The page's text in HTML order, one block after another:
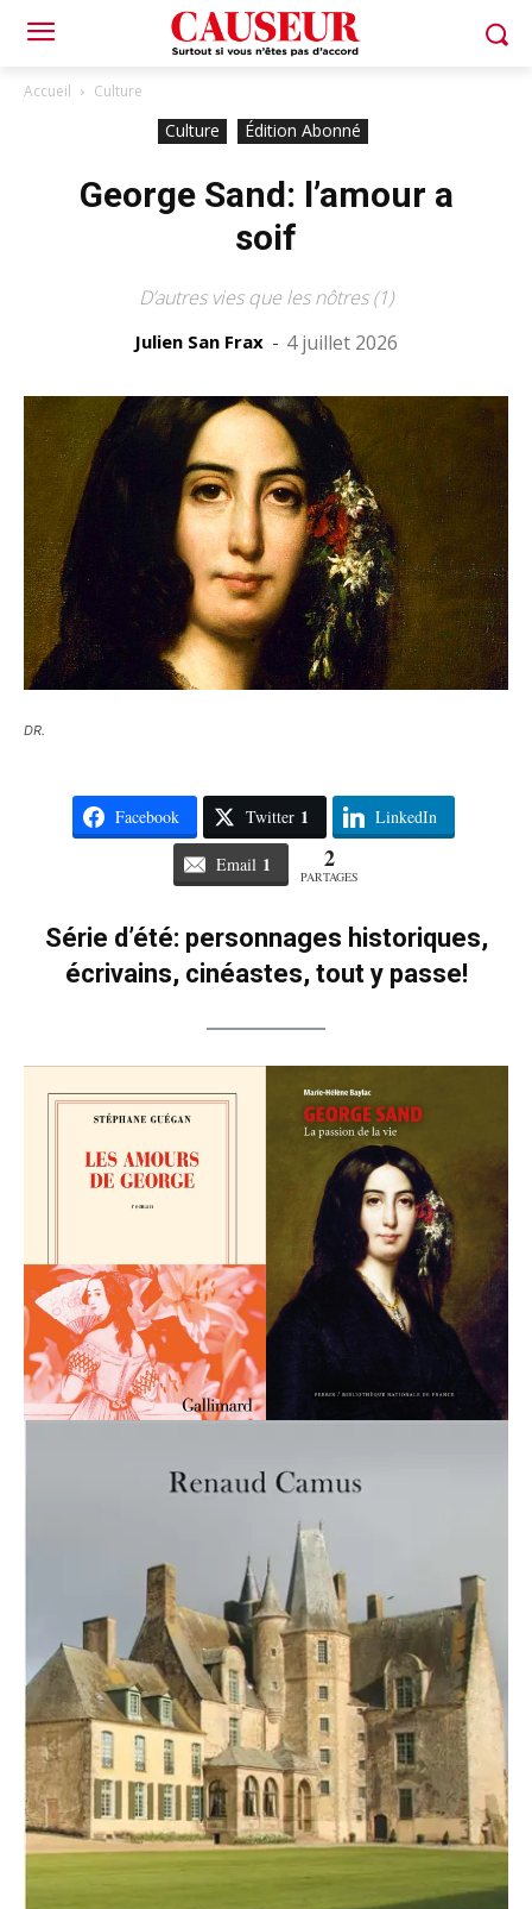
Accueil Culture
Culture Édition Abonné
George Sand: l’amour a
soif
D’autres vies que les nôtres (1)
Julien San Frax - 4 juillet 2026
DR.
Facebook Twitter 1 LinkedIn
Email 1 2
PARTAGES
Série d’été: personnages historiques,
écrivains, cinéastes, tout y passe!